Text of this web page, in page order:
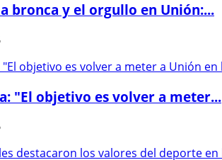
bronca y el orgullo en Unión:...
"El objetivo es volver a meter...